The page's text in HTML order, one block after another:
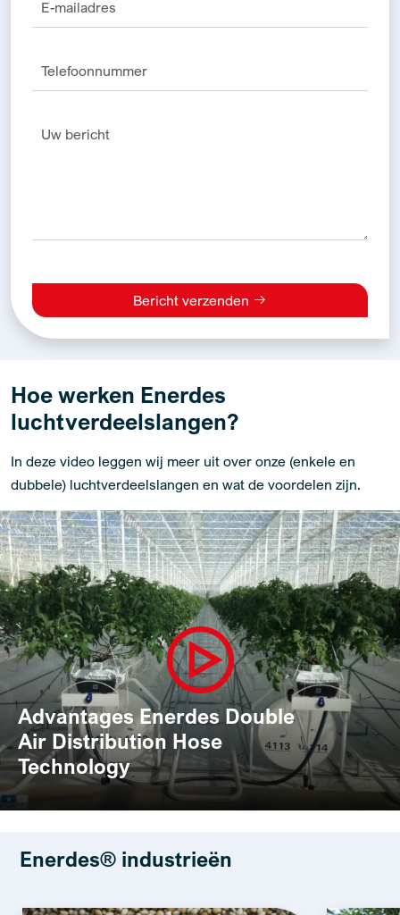
Bericht verzenden
Alternative:
Hoe werken Enerdes
luchtverdeelslangen?
In deze video leggen wij meer uit over onze (enkele en
dubbele) luchtverdeelslangen en wat de voordelen zijn.
Advantages Enerdes Double
Air Distribution Hose
Technology
Enerdes® industrieën